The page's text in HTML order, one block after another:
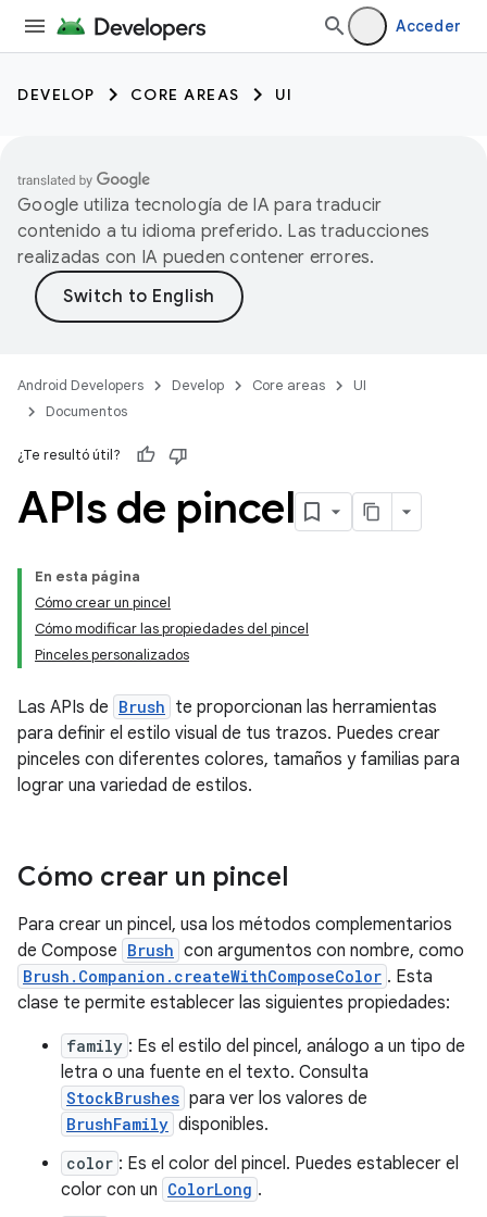
Acceder
DEVELOP CORE AREAS UI
Google utiliza tecnología de IA para traducir
contenido a tu idioma preferido. Las traducciones
realizadas con IA pueden contener errores.
Android Developers Develop Core areas
UI
Documentos
¿Te resultó útil?
APIs de pincel
En esta página
Cómo crear un pincel
Cómo modificar las propiedades del pincel
Pinceles personalizados
Las APIs de Brush te proporcionan las herramientas
para definir el estilo visual de tus trazos. Puedes crear
pinceles con diferentes colores, tamaños y familias para
lograr una variedad de estilos.
Cómo crear un pincel
Para crear un pincel, usa los métodos complementarios
de Compose Brush con argumentos con nombre, como
Brush.Companion.createWithComposeColor . Esta
clase te permite establecer las siguientes propiedades:
family : Es el estilo del pincel, análogo a un tipo de
letra o una fuente en el texto. Consulta
StockBrushes para ver los valores de
BrushFamily disponibles.
color : Es el color del pincel. Puedes establecer el
color con un ColorLong .